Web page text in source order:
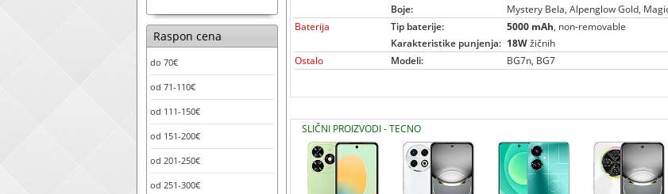
Raspon cena
do 70€
od 71-110€
od 111-150€
od 151-200€
od 201-250€
od 251-300€
Boje:
Mystery Bela, Alpenglow Gold,
Baterija
Tip baterije: 5000 mAh, non-removable
Karakteristike punjenja: 18Wžičnih
Ostalo
Modeli: BG7n, BG7
SLIČNI PROIZVODI - TECNO